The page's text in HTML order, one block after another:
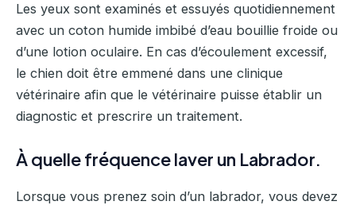
Les yeux sont examinés et essuyés quotidiennement
avec un coton humide imbibé d’eau bouillie froide ou
d’une lotion oculaire. En cas d’écoulement excessif,
le chien doit être emmené dans une clinique
vétérinaire afin que le vétérinaire puisse établir un
diagnostic et prescrire un traitement.
À quelle fréquence laver un Labrador.
Lorsque vous prenez soin d’un labrador, vous devez